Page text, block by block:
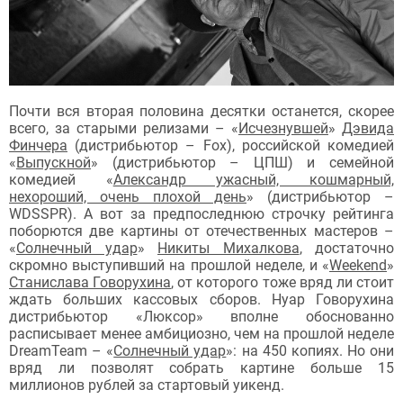
Почти вся вторая половина десятки останется, скорее
всего, за старыми релизами – «Исчезнувшей» Дэвида
Финчера (дистрибьютор – Fox), российской комедией
«Выпускной» (дистрибьютор – ЦПШ) и семейной
комедией «Александр ужасный, кошмарный,
нехороший, очень плохой день» (дистрибьютор –
WDSSPR). А вот за предпоследнюю строчку рейтинга
поборются две картины от отечественных мастеров –
«Солнечный удар» Никиты Михалкова, достаточно
скромно выступивший на прошлой неделе, и «Weekend»
Станислава Говорухина, от которого тоже вряд ли стоит
ждать больших кассовых сборов. Нуар Говорухина
дистрибьютор «Люксор» вполне обоснованно
расписывает менее амбициозно, чем на прошлой неделе
DreamTeam – «Солнечный удар»: на 450 копиях. Но они
вряд ли позволят собрать картине больше 15
миллионов рублей за стартовый уикенд.